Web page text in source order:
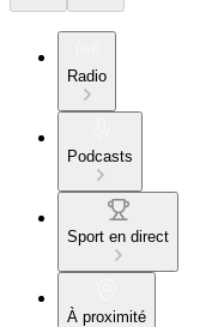
Radio
Podcasts
Sport en direct
À proximité